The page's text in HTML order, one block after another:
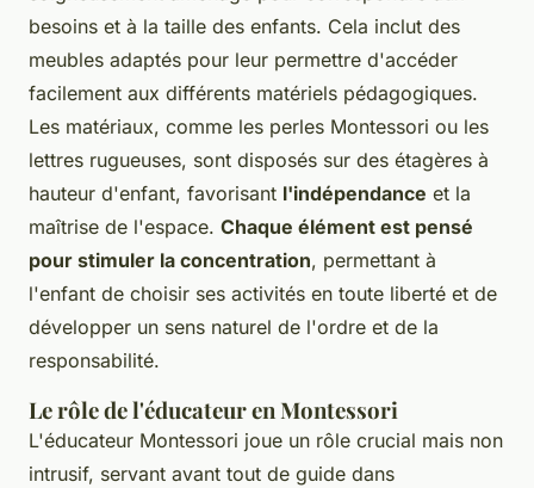
besoins et à la taille des enfants. Cela inclut des
meubles adaptés pour leur permettre d'accéder
facilement aux différents matériels pédagogiques.
Les matériaux, comme les perles Montessori ou les
lettres rugueuses, sont disposés sur des étagères à
hauteur d'enfant, favorisant l'indépendance et la
maîtrise de l'espace. Chaque élément est pensé
pour stimuler la concentration, permettant à
l'enfant de choisir ses activités en toute liberté et de
développer un sens naturel de l'ordre et de la
responsabilité.
Le rôle de l'éducateur en Montessori
L'éducateur Montessori joue un rôle crucial mais non
intrusif, servant avant tout de guide dans